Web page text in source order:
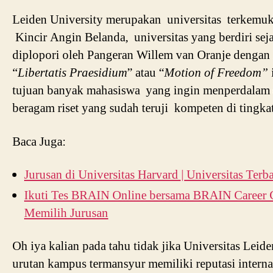
Leiden University merupakan universitas
Kincir Angin Belanda, universitas yang berdiri
diplopori oleh Pangeran Willem van Oranje
“Libertatis Praesidium” atau “Motion of Freedom”
tujuan banyak mahasiswa yang ingin menperdalam
beragam riset yang sudah teruji kompeten di
Baca Juga:
Jurusan di Universitas Harvard | Universitas
Ikuti Tes BRAIN Online bersama BRAIN Career
Memilih Jurusan
Oh iya kalian pada tahu tidak jika Universitas
urutan kampus termansyur memiliki reputasi